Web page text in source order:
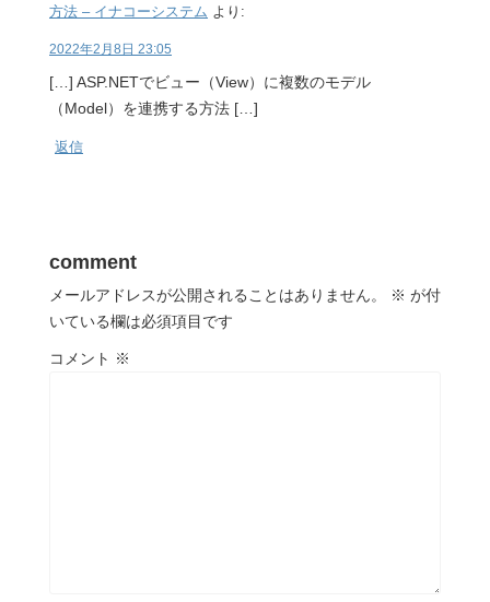
方法 – イナコーシステム より:
2022年2月8日 23:05
[…] ASP.NETでビュー（View）に複数のモデル
（Model）を連携する方法 […]
返信
comment
メールアドレスが公開されることはありません。 ※ が付
いている欄は必須項目です
コメント ※